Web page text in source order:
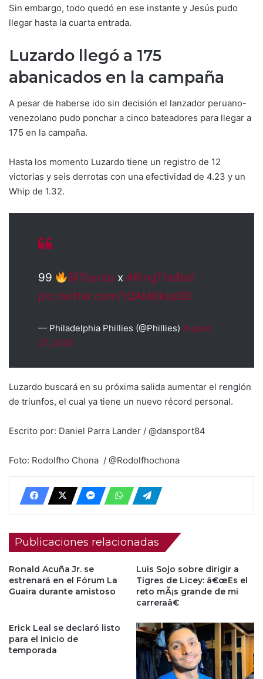
Sin embargo, todo quedó en ese instante y Jesús pudo
llegar hasta la cuarta entrada.
Luzardo llegó a 175
abanicados en la campaña
A pesar de haberse ido sin decisión el lanzador peruano-
venezolano pudo ponchar a cinco bateadores para llegar a
175 en la campaña.
Hasta los momento Luzardo tiene un registro de 12
victorias y seis derrotas con una efectividad de 4.23 y un
Whip de 1.32.
99 @Toyota x #RingTheBell
pic.twitter.com/1QAM6kssBD
— Philadelphia Phillies (@Phillies) August
27, 2025
Luzardo buscará en su próxima salida aumentar el renglón
de triunfos, el cual ya tiene un nuevo récord personal.
Escrito por: Daniel Parra Lander / @dansport84
Foto: Rodolfho Chona / @Rodolfhochona
Publicaciones relacionadas
Ronald Acuña Jr. se
estrenará en el Fórum La
Guaira durante amistoso
Luis Sojo sobre dirigir a
Tigres de Licey: â€œEs el
reto mÃ¡s grande de mi
carreraâ€
Erick Leal se declaró listo
para el inicio de
temporada